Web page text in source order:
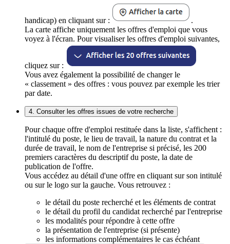
handicap) en cliquant sur :
.
La carte affiche uniquement les offres d'emploi que vous
voyez à l'écran. Pour visualiser les offres d'emploi suivantes,
cliquez sur :
Vous avez également la possibilité de changer le
« classement » des offres : vous pouvez par exemple les trier
par date.
4. Consulter les offres issues de votre recherche
Pour chaque offre d'emploi restituée dans la liste, s'affichent :
l'intitulé du poste, le lieu de travail, la nature du contrat et la
durée de travail, le nom de l'entreprise si précisé, les 200
premiers caractères du descriptif du poste, la date de
publication de l'offre.
Vous accédez au détail d'une offre en cliquant sur son intitulé
ou sur le logo sur la gauche. Vous retrouvez :
le détail du poste recherché et les éléments de contrat
le détail du profil du candidat recherché par l'entreprise
les modalités pour répondre à cette offre
la présentation de l'entreprise (si présente)
les informations complémentaires le cas échéant